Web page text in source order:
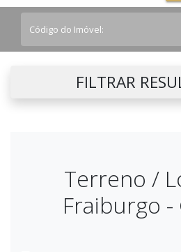
FILTRAR
Terreno /
Fraiburgo